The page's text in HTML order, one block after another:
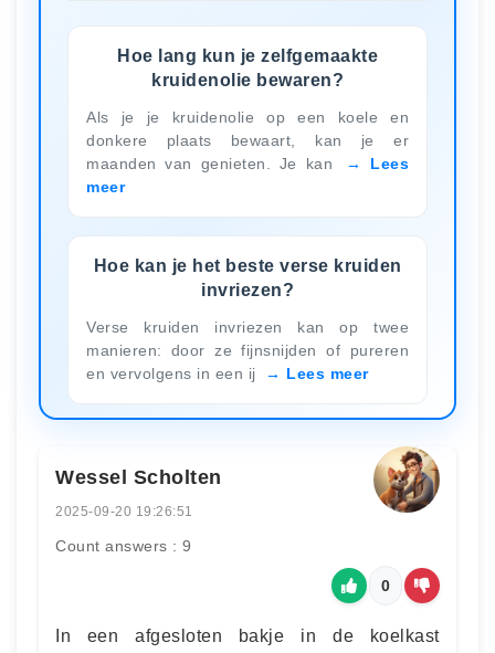
Hoe lang kun je zelfgemaakte
kruidenolie bewaren?
Als je je kruidenolie op een koele en
donkere plaats bewaart, kan je er
maanden van genieten. Je kan
Lees
meer
Hoe kan je het beste verse kruiden
invriezen?
Verse kruiden invriezen kan op twee
manieren: door ze fijnsnijden of pureren
en vervolgens in een ij
Lees meer
Wessel Scholten
2025-09-20 19:26:51
Count answers : 9
0
In een afgesloten bakje in de koelkast